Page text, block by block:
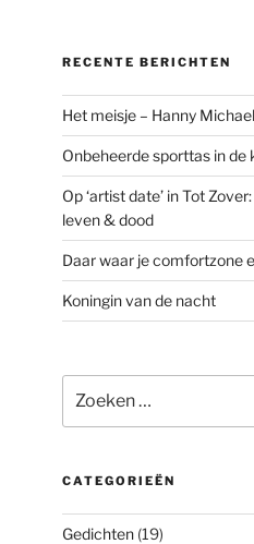
RECENTE BERICHTEN
Het meisje – Hanny
Onbeheerde sporttas in de
Op ‘artist date’ in Tot
leven & dood
Daar waar je comfortzone
Koningin van de nacht
naar:
CATEGORIEËN
Gedichten(19)